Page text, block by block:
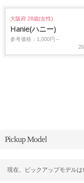
大阪府 28歳(女性)
Hanie(ハニー)
参考価格：1,000円～
Pickup Model
現在、ピックアップモデルは